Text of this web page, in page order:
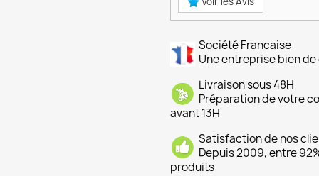
Société Francaise
Une entreprise bien
Livraison sous 48H
Préparation de votre
avant 13H
Satisfaction de nos
Depuis 2009, entre
produits